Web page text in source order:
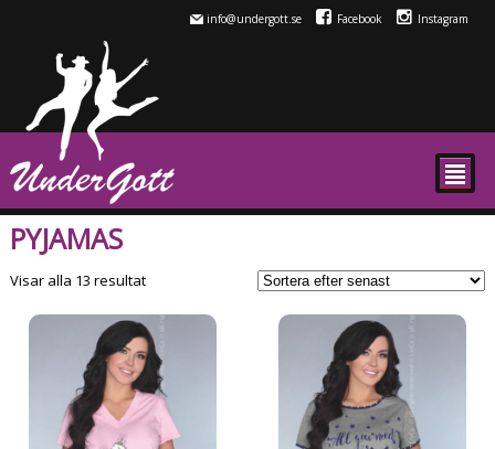
info@undergott.se Facebook Instagram
²
PYJAMAS
Visar alla 13 resultatSortera
senaste